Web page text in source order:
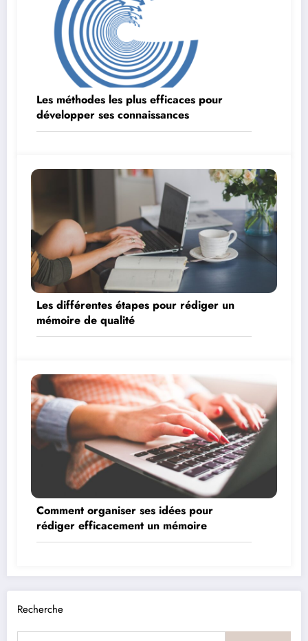
Les méthodes les plus efficaces pour
développer ses connaissances
Les différentes étapes pour rédiger un
mémoire de qualité
Comment organiser ses idées pour
rédiger efficacement un mémoire
Recherche